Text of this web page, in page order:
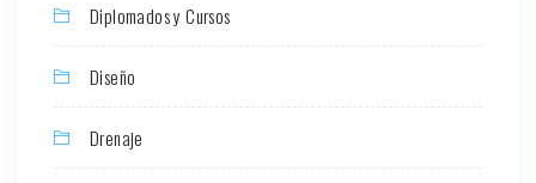
Diplomados y Cursos
Diseño
Drenaje